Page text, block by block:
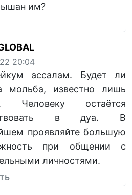
им?
20:04
ассалам. Будет ли
мольба, известно лишь
Человеку остаётся
в дуа. В
проявляйте большую
при общении с
личностями.